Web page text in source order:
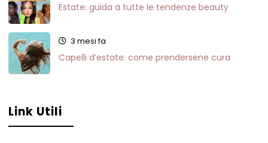
Estate: guida a tutte le tendenze beauty
3 mesi fa
Capelli d’estate: come prendersene cura
Link Utili